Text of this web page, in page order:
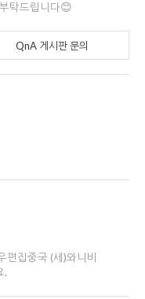
탁드립니다😊
QnA 게시판 문의
집중국 (세)와니비
.